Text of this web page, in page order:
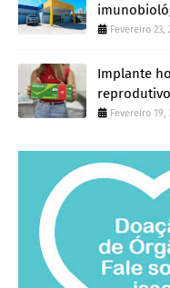
Fevereiro 23,
Implante
Fevereiro 19,